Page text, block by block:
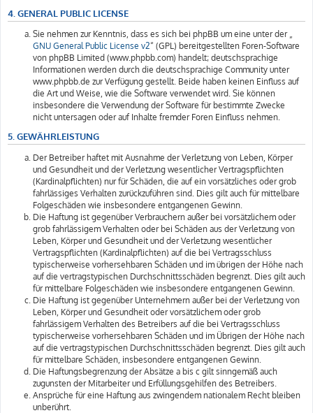
4. GENERAL PUBLIC LICENSE
Sie nehmen zur Kenntnis, dass es sich bei phpBB um eine unter der „
GNU General Public License v2“ (GPL) bereitgestellten Foren-Software
von phpBB Limited (www.phpbb.com) handelt; deutschsprachige
Informationen werden durch die deutschsprachige Community unter
www.phpbb.de zur Verfügung gestellt. Beide haben keinen Einfluss auf
die Art und Weise, wie die Software verwendet wird. Sie können
insbesondere die Verwendung der Software für bestimmte Zwecke
nicht untersagen oder auf Inhalte fremder Foren Einfluss nehmen.
5. GEWÄHRLEISTUNG
Der Betreiber haftet mit Ausnahme der Verletzung von Leben, Körper
und Gesundheit und der Verletzung wesentlicher Vertragspflichten
(Kardinalpflichten) nur für Schäden, die auf ein vorsätzliches oder grob
fahrlässiges Verhalten zurückzuführen sind. Dies gilt auch für mittelbare
Folgeschäden wie insbesondere entgangenen Gewinn.
Die Haftung ist gegenüber Verbrauchern außer bei vorsätzlichem oder
grob fahrlässigem Verhalten oder bei Schäden aus der Verletzung von
Leben, Körper und Gesundheit und der Verletzung wesentlicher
Vertragspflichten (Kardinalpflichten) auf die bei Vertragsschluss
typischerweise vorhersehbaren Schäden und im übrigen der Höhe nach
auf die vertragstypischen Durchschnittsschäden begrenzt. Dies gilt auch
für mittelbare Folgeschäden wie insbesondere entgangenen Gewinn.
Die Haftung ist gegenüber Unternehmern außer bei der Verletzung von
Leben, Körper und Gesundheit oder vorsätzlichem oder grob
fahrlässigem Verhalten des Betreibers auf die bei Vertragsschluss
typischerweise vorhersehbaren Schäden und im Übrigen der Höhe nach
auf die vertragstypischen Durchschnittsschäden begrenzt. Dies gilt auch
für mittelbare Schäden, insbesondere entgangenen Gewinn.
Die Haftungsbegrenzung der Absätze a bis c gilt sinngemäß auch
zugunsten der Mitarbeiter und Erfüllungsgehilfen des Betreibers.
Ansprüche für eine Haftung aus zwingendem nationalem Recht bleiben
unberührt.